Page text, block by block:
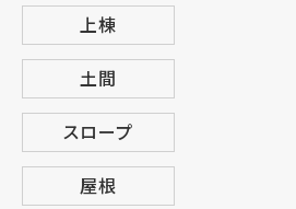
上棟
土間
スロープ
屋根